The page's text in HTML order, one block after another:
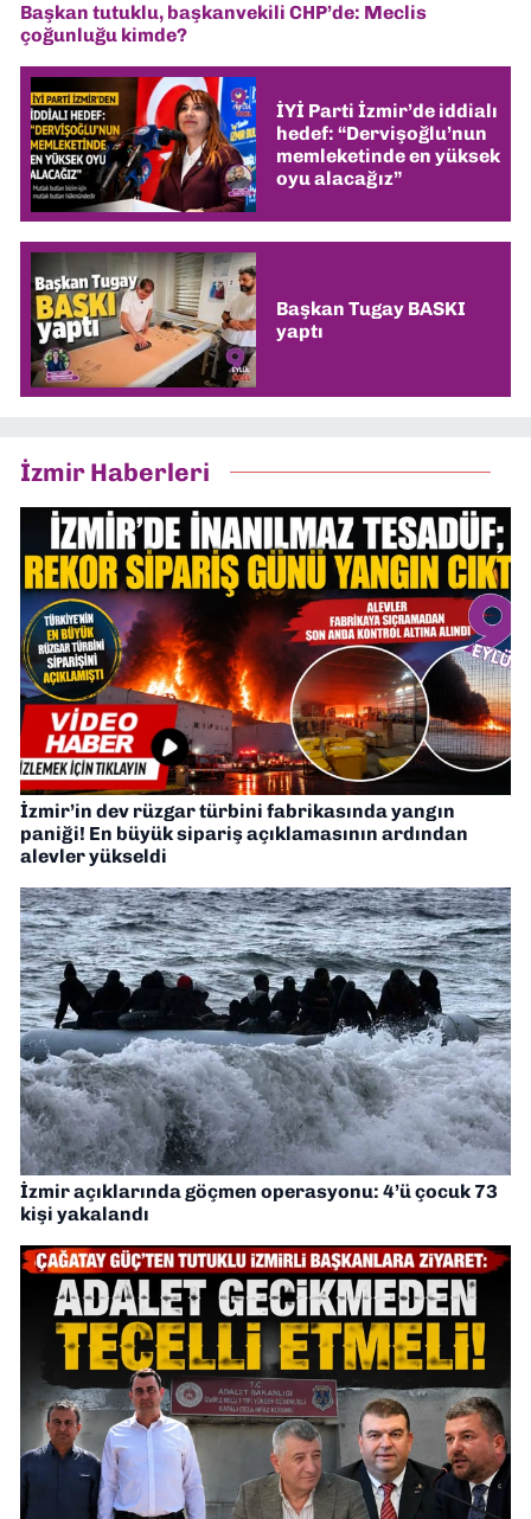
Başkan tutuklu, başkanvekili CHP’de: Meclis
çoğunluğu kimde?
İYİ Parti İzmir’de iddialı
hedef: “Dervişoğlu’nun
memleketinde en yüksek
oyu alacağız”
Başkan Tugay BASKI
yaptı
İzmir Haberleri
İzmir’in dev rüzgar türbini fabrikasında yangın
paniği! En büyük sipariş açıklamasının ardından
alevler yükseldi
İzmir açıklarında göçmen operasyonu: 4’ü çocuk 73
kişi yakalandı